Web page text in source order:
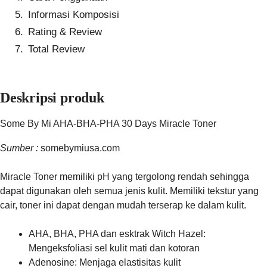
Informasi Komposisi
Rating & Review
Total Review
Deskripsi produk
Some By Mi AHA-BHA-PHA 30 Days Miracle Toner
Sumber : somebymiusa.com
Miracle Toner memiliki pH yang tergolong rendah sehingga
dapat digunakan oleh semua jenis kulit. Memiliki tekstur yang
cair, toner ini dapat dengan mudah terserap ke dalam kulit.
AHA, BHA, PHA dan esktrak Witch Hazel:
Mengeksfoliasi sel kulit mati dan kotoran
Adenosine: Menjaga elastisitas kulit